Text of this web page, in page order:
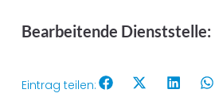
Bearbeitende Dienststelle:
Eintrag teilen: